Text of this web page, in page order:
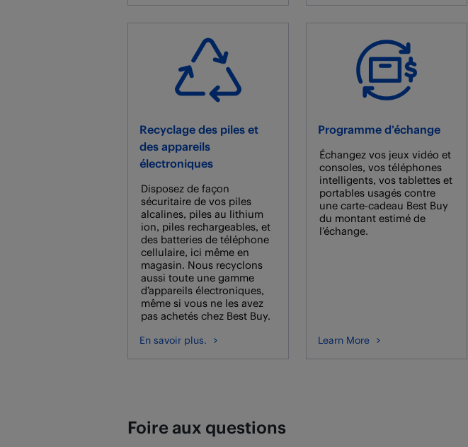
Recyclage des piles et
des appareils
électroniques
Disposez de façon
sécuritaire de vos piles
alcalines, piles au lithium
ion, piles rechargeables, et
des batteries de téléphone
cellulaire, ici même en
magasin. Nous recyclons
aussi toute une gamme
d’appareils électroniques,
même si vous ne les avez
pas achetés chez Best Buy.
En savoir plus.
Programme d’échange
Échangez vos jeux vidéo et
consoles, vos téléphones
intelligents, vos tablettes et
portables usagés contre
une carte-cadeau Best Buy
du montant estimé de
l’échange.
Learn More
Foire aux questions